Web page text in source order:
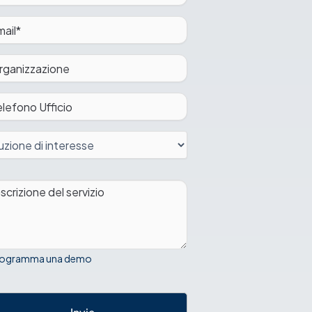
una demo